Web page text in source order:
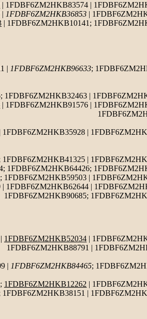
| 1FDBF6ZM2HKB83574 |
|1FDBF6ZM2HKB36853 |
| 1FDBF6ZM2HKB10141;
|1FDBF6ZM2HKB96633;
|
| 1FDBF6ZM2HKB91576 |
|
|
1FDBF6ZM2HKB64426;
|
1FDBF6ZM2HKB62644 |
1FDBF6ZM2HKB90685;
1FDBF6ZM2HKB52034 |
1FDBF6ZM2HKB88791 |
| 1FDBF6ZM2HKB84465;
1FDBF6ZM2HKB12262 |
1FDBF6ZM2HKB38151 |